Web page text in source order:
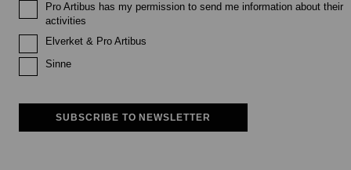
Pro Artibus has my permission to send me information about their
activities
Elverket & Pro Artibus
Sinne
SUBSCRIBE TO NEWSLETTER